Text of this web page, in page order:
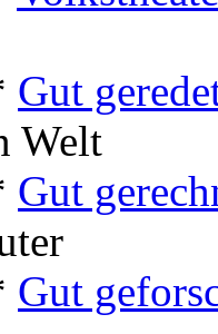
Gut
Welt
Gut
Gut